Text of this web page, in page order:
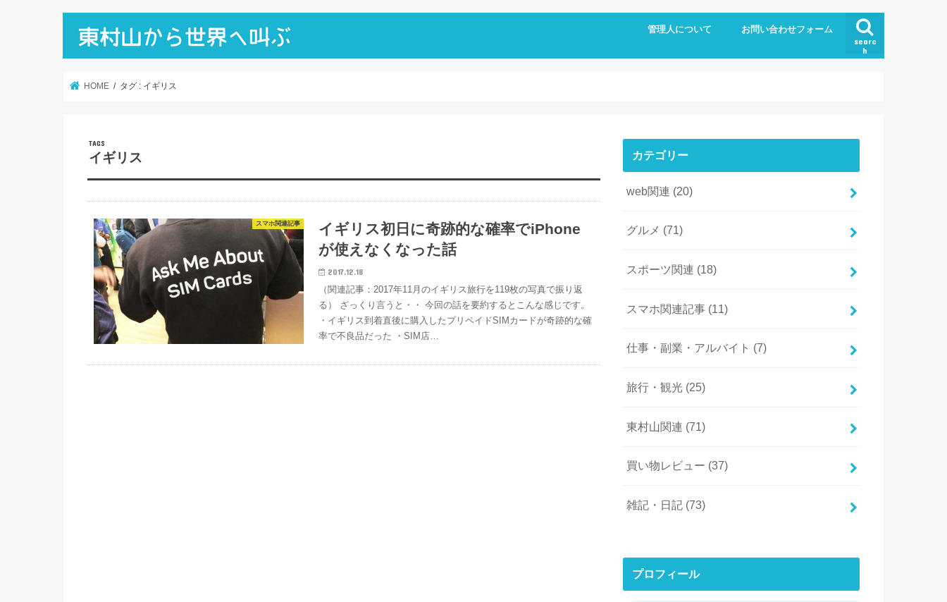
searc
h
管理人について お問い合わせフォーム
HOME タグ : イギリス
イギリス
スマホ関連記事
イギリス初日に奇跡的な確率でiPhone
が使えなくなった話
2017.12.18
（関連記事：2017年11月のイギリス旅行を119枚の写真で振り返
る） ざっくり言うと・・ 今回の話を要約するとこんな感じです。
・イギリス到着直後に購入したプリペイドSIMカードが奇跡的な確
率で不良品だった ・SIM店…
カテゴリー
web関連 (20)
グルメ (71)
スポーツ関連 (18)
スマホ関連記事 (11)
仕事・副業・アルバイト (7)
旅行・観光 (25)
東村山関連 (71)
買い物レビュー (37)
雑記・日記 (73)
プロフィール